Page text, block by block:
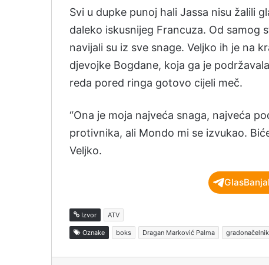
Svi u dupke punoj hali Jassa nisu žalili
daleko iskusnijeg Francuza. Od samog
navijali su iz sve snage. Veljko ih je na
djevojke Bogdane, koja ga je
reda pored ringa gotovo cijeli meč.
“Ona je moja najveća snaga, najveća
protivnika, ali Mondo mi se izvukao.
Veljko.
Izvor ATV
Oznake boks Dragan Marković Palma gradonačelnik